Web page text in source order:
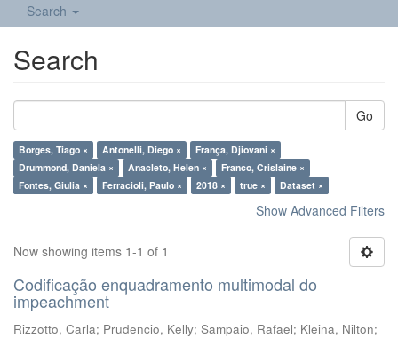
Search
Search
Go
Borges, Tiago × Antonelli, Diego ×
França, Djiovani ×
Drummond, Daniela ×
Anacleto, Helen ×
Franco, Crislaine ×
Fontes, Giulia ×
Ferracioli, Paulo × 2018 × true × Dataset ×
Show Advanced Filters
Now showing items 1-1 of 1
Codificação enquadramento multimodal do
impeachment
Rizzotto, Carla; Prudencio, Kelly; Sampaio, Rafael; Kleina, Nilton;